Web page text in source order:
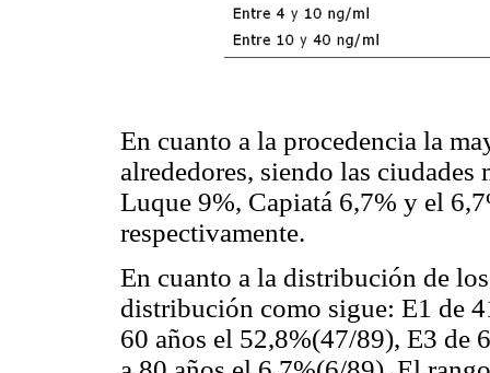
En cuanto a la procedencia la
alrededores, siendo las
Luque 9%, Capiatá 6,7% y el
respectivamente.
En cuanto a la distribución de
distribución como sigue: E1 de
60 años el 52,8%(47/89), E3 de